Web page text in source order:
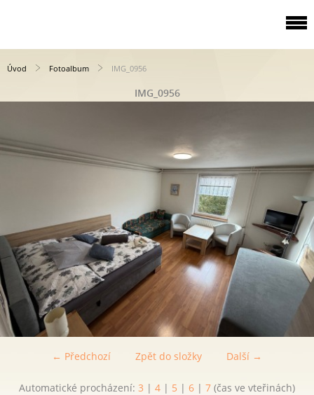
Úvod Fotoalbum IMG_0956
IMG_0956
← Předchozí Další →
Zpět do složky
Automatické procházení: 3 | 4 | 5 | 6 | 7 (čas ve vteřinách)